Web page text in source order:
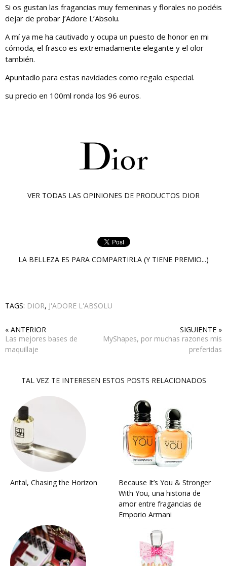
Si os gustan las fragancias muy femeninas y florales no podéis
dejar de probar J’Adore L’Absolu.
A mí ya me ha cautivado y ocupa un puesto de honor en mi
cómoda, el frasco es extremadamente elegante y el olor
también.
Apuntadlo para estas navidades como regalo especial.
su precio en 100ml ronda los 96 euros.
VER TODAS LAS OPINIONES DE PRODUCTOS DIOR
LA BELLEZA ES PARA COMPARTIRLA (Y TIENE PREMIO...)
TAGS: DIOR, J'ADORE L'ABSOLU
« ANTERIOR
Las mejores bases de
maquillaje
SIGUIENTE »
MyShapes, por muchas razones mis
preferidas
TAL VEZ TE INTERESEN ESTOS POSTS RELACIONADOS
Antal, Chasing the Horizon
Because It’s You & Stronger
With You, una historia de
amor entre fragancias de
Emporio Armani